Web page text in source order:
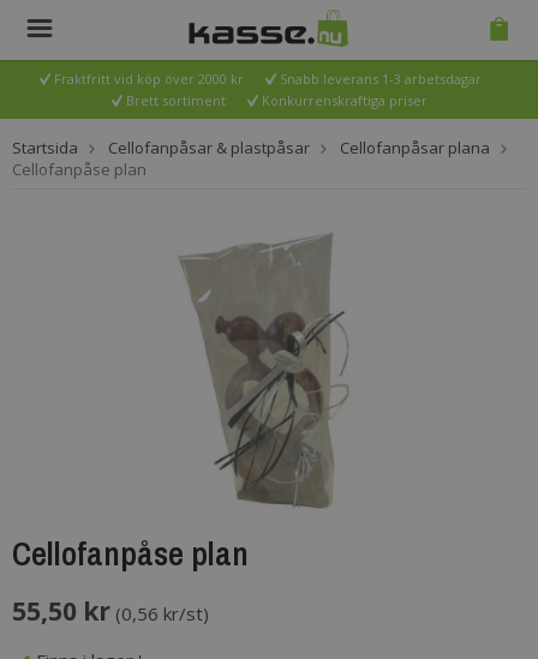
Fraktfritt vid köp över 2000 kr
Snabb leverans 1-3 arbetsdagar
Brett sortiment
Konkurrenskraftiga priser
Startsida Cellofanpåsar & plastpåsar
Cellofanpåsar plana
Cellofanpåse plan
Cellofanpåse plan
55,50 kr (0,56 kr/st)